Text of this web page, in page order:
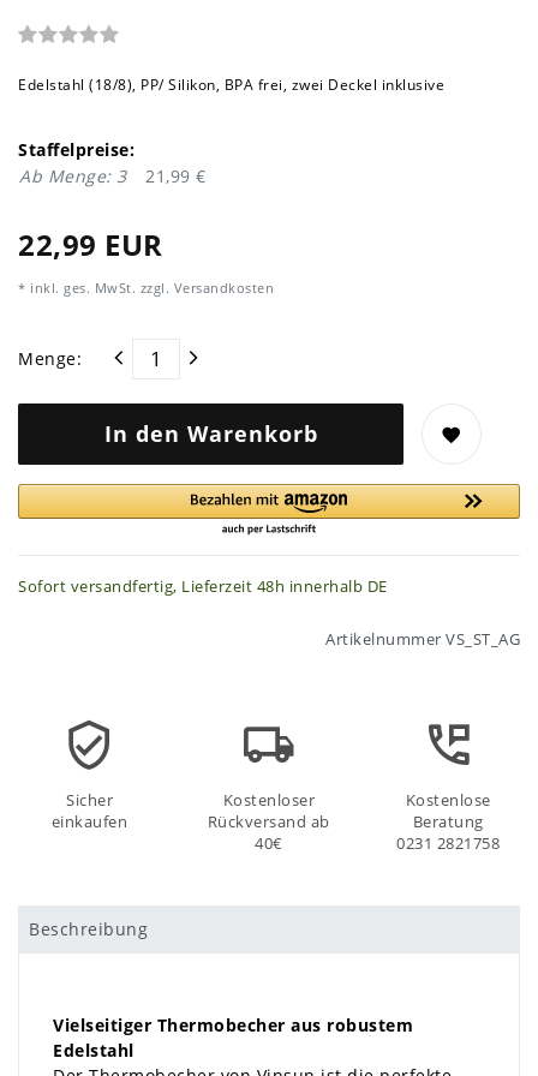
Edelstahl (18/8), PP/ Silikon, BPA frei, zwei Deckel inklusive
Staffelpreise:
Ab Menge: 3
21,99 €
22,99 EUR
* inkl. ges. MwSt. zzgl. Versandkosten
Menge:
In den Warenkorb
Sofort versandfertig, Lieferzeit 48h innerhalb DE
Artikelnummer VS_ST_AG
Sicher
einkaufen
Kostenloser
Rückversand ab
40€
Kostenlose
Beratung
0231 2821758
Beschreibung
Vielseitiger Thermobecher aus robustem
Edelstahl